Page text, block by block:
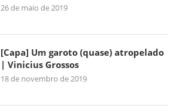
26 de maio de 2019
[Capa] Um garoto (quase) atropelado
| Vinicius Grossos
18 de novembro de 2019